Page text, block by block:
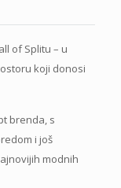
of Splitu – u
koji donosi
brenda, s
i još
modnih